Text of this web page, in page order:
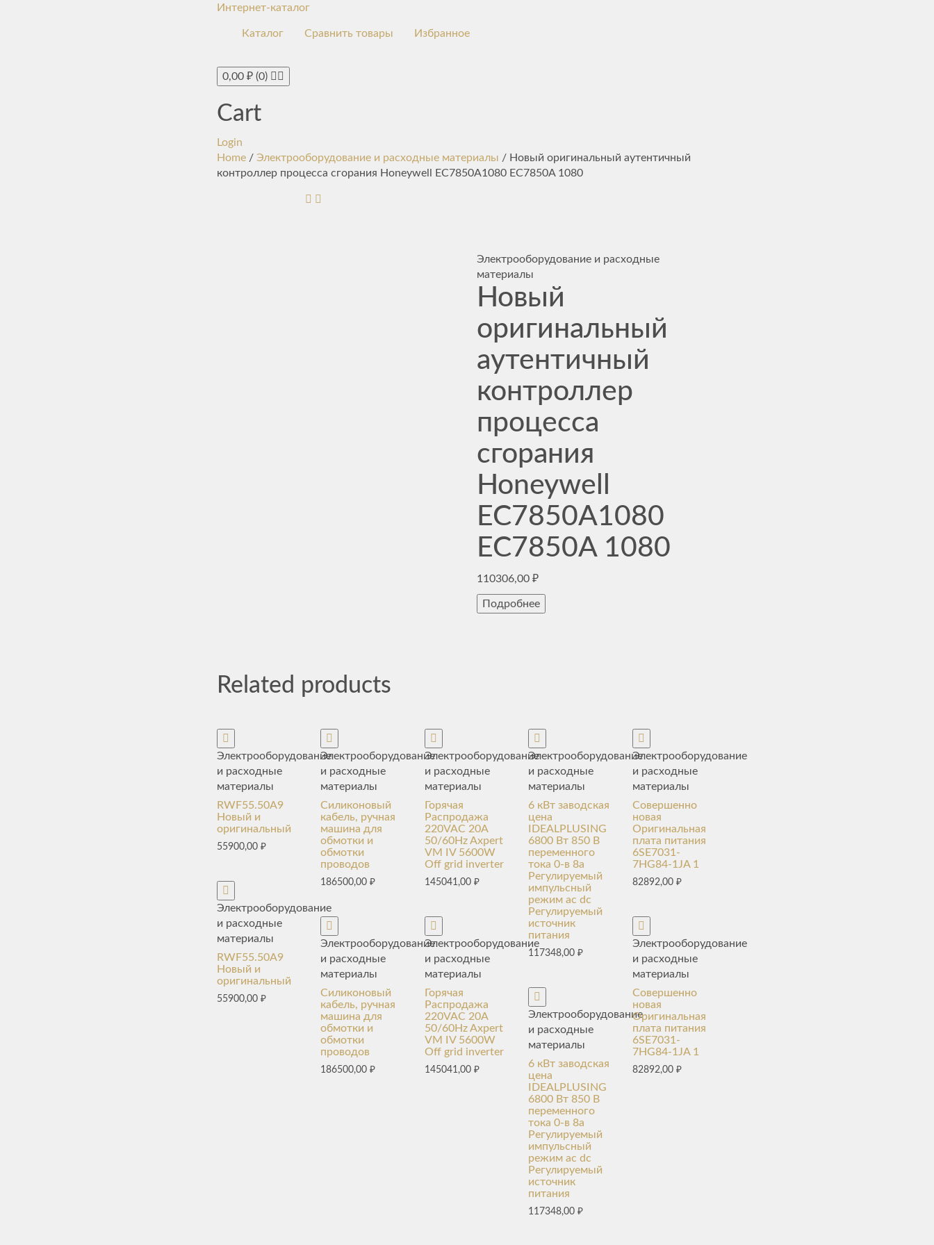
Интернет-каталог
Каталог Сравнить товары Избранное
0,00 ₽ (0)
Cart
Login
Home / Электрооборудование и расходные материалы / Новый оригинальный аутентичный
контроллер процесса сгорания Honeywell EC7850A1080 EC7850A 1080
Электрооборудование и расходные
материалы
Новый
оригинальный
аутентичный
контроллер
процесса
сгорания
Honeywell
EC7850A1080
EC7850A 1080
110306,00₽
Подробнее
Related products
Электрооборудование
и расходные
материалы
RWF55.50A9
Новый и
оригинальный
55900,00 ₽
Электрооборудование
и расходные
материалы
RWF55.50A9
Новый и
оригинальный
55900,00 ₽
Электрооборудование
и расходные
материалы
Силиконовый
кабель, ручная
машина для
обмотки и
обмотки
проводов
186500,00₽
Электрооборудование
и расходные
материалы
Силиконовый
кабель, ручная
машина для
обмотки и
обмотки
проводов
186500,00₽
Электрооборудование
и расходные
материалы
Горячая
Распродажа
220VAC 20A
50/60Hz Axpert
VM IV 5600W
Off grid inverter
145041,00 ₽
Электрооборудование
и расходные
материалы
Горячая
Распродажа
220VAC 20A
50/60Hz Axpert
VM IV 5600W
Off grid inverter
145041,00 ₽
Электрооборудование
и расходные
материалы
6 кВт заводская
цена
IDEALPLUSING
6800 Вт 850 В
переменного
тока 0-в 8a
Регулируемый
импульсный
режим ac dc
Регулируемый
источник
питания
117348,00₽
Электрооборудование
и расходные
материалы
6 кВт заводская
цена
IDEALPLUSING
6800 Вт 850 В
переменного
тока 0-в 8a
Регулируемый
импульсный
режим ac dc
Регулируемый
источник
питания
117348,00₽
Электрооборудование
и расходные
материалы
Совершенно
новая
Оригинальная
плата питания
6SE7031-
7HG84-1JA 1
82892,00 ₽
Электрооборудование
и расходные
материалы
Совершенно
новая
Оригинальная
плата питания
6SE7031-
7HG84-1JA 1
82892,00 ₽